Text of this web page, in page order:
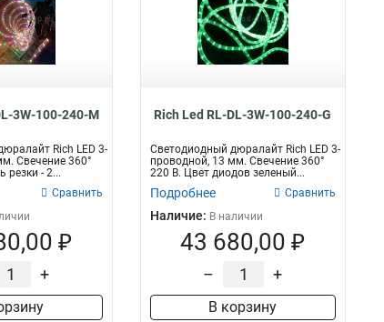
3W-100-240-M
Rich LED 3-
Свечение 360°
резки - 2...
Сравнить
₽
+
Rich Led RL-DL-3W-100-240-G
Светодиодный дюралайт Rich LED 3-
проводной, 13 мм. Свечение 360°
220 В. Цвет диодов зеленый...
Подробнее Сравнить
Наличие: В наличии
43 680,00 ₽
– +
В корзину